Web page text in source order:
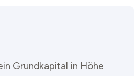
Grundkapital in Höhe